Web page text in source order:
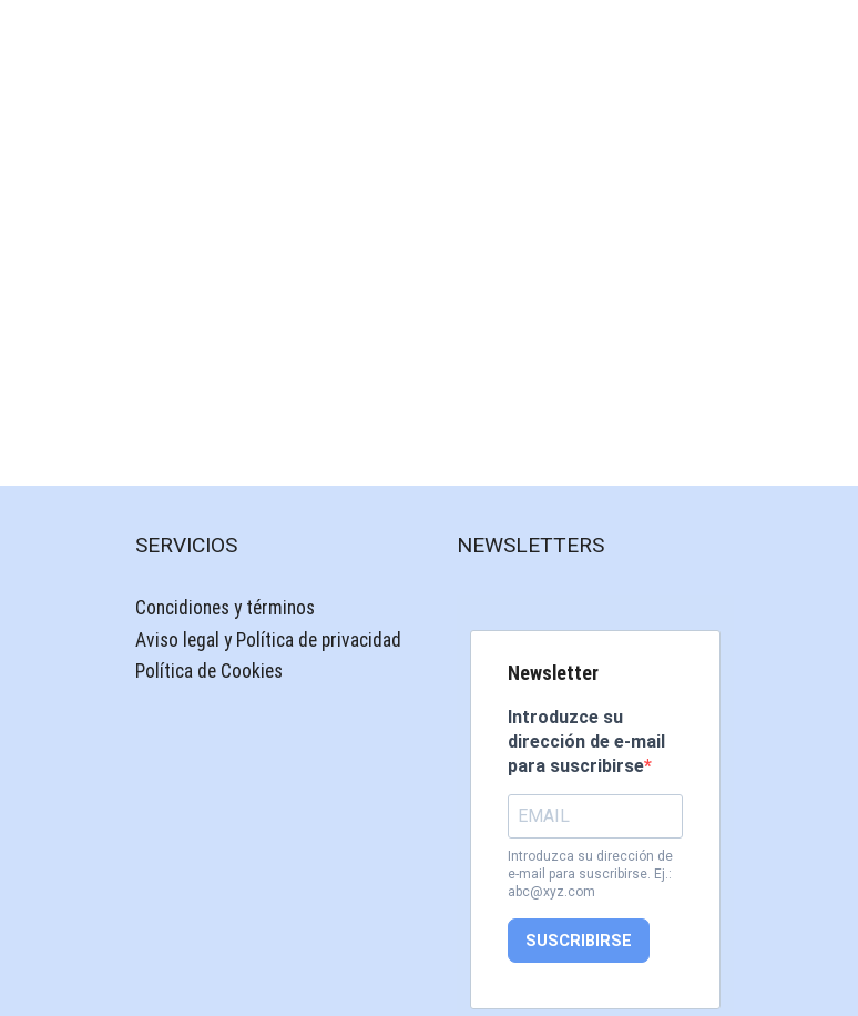
SERVICIOS
Concidiones y términos
Aviso legal y Política de privacidad
Política de Cookies
NEWSLETTERS
Newsletter
Introduzce su
dirección de e-mail
para suscribirse
Introduzca su dirección de
e-mail para suscribirse. Ej.:
abc@xyz.com
SUSCRIBIRSE